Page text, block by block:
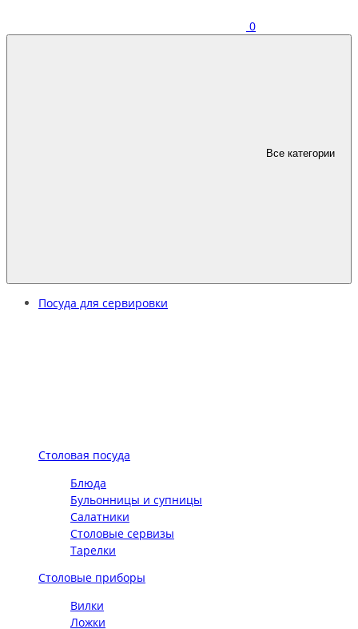
0
Все категории
Посуда для сервировки
Столовая посуда
Блюда
Бульонницы и супницы
Салатники
Столовые сервизы
Тарелки
Столовые приборы
Вилки
Ложки